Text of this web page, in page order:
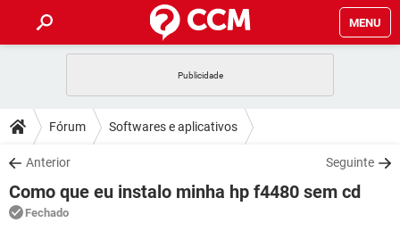
MENU
CELULAR FACEBOOK
OUTLOOK
INSTAGRAM GMAIL
GUIA DE COMPRAS
DICAS
JOGOS WHATSAPP
OUTLOOK
DOWNLOADS
JOGOS WHATSAPP
CELULAR
FÓRUM
Fórum Softwares e aplicativos
Anterior Seguinte
Como que eu instalo minha hp f4480 sem cd
Fechado